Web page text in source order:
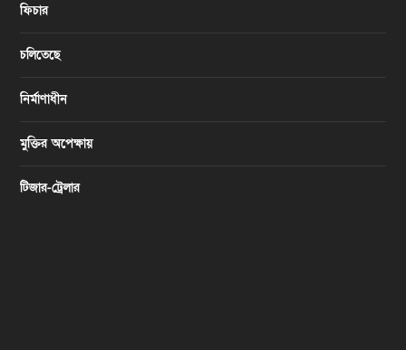
ফিচার
চলিতেছে
নির্মাণাধীন
মুক্তির অপেক্ষায়
টিজার-ট্রেলার